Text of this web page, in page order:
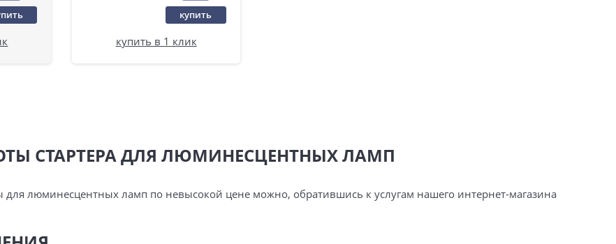
купить
купить в 1 клик
СТАРТЕРА ДЛЯ ЛЮМИНЕСЦЕНТНЫХ ЛАМП
для люминесцентных ламп по невысокой цене можно, обратившись к услугам нашего интернет-магазина